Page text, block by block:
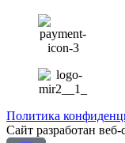
Политика
Сайт разработан веб-